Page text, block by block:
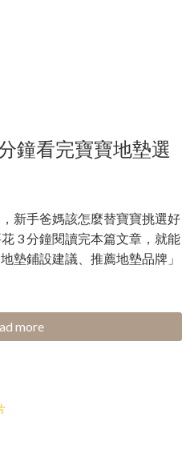
鐘看完寶寶地墊選
新手爸媽該怎麼替寶寶挑選好
3 分鐘閱讀完本篇文章，就能
墊鋪設建議、推薦地墊品牌」
more